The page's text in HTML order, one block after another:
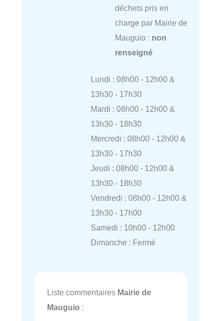
déchets pris en
charge par Mairie de
Mauguio : non
renseigné
Lundi : 08h00 - 12h00 &
13h30 - 17h30
Mardi : 08h00 - 12h00 &
13h30 - 18h30
Mercredi : 08h00 - 12h00 &
13h30 - 17h30
Jeudi : 08h00 - 12h00 &
13h30 - 18h30
Vendredi : 08h00 - 12h00 &
13h30 - 17h00
Samedi : 10h00 - 12h00
Dimanche : Fermé
Liste commentaires Mairie de
Mauguio :